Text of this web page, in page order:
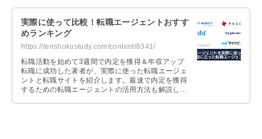
実際に使って比較！転職エージェントおすす
めランキング
https://tenshokustudy.com/content/8341/
転職活動を始めて3週間で内定を獲得＆年収アップ
転職に成功した著者が、実際に使った転職エージェ
ントと転職サイトを紹介します。最速で内定を獲得
するための転職エージェントの活用方法も解説しま